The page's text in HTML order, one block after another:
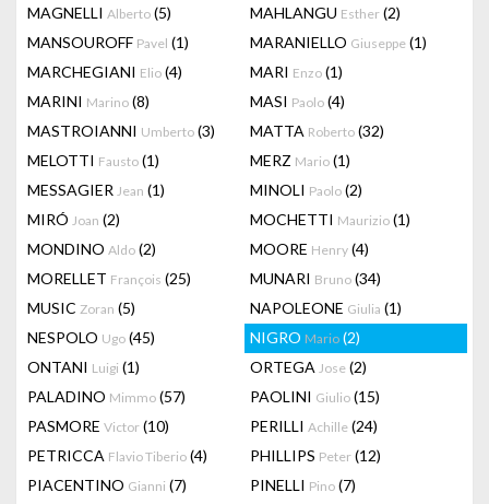
MAGNELLI Alberto (5) MAHLANGU Esther (2)
MANSOUROFF Pavel (1) MARANIELLO Giuseppe (1)
MARCHEGIANI Elio (4) MARI Enzo (1)
MARINI Marino (8) MASI Paolo (4)
MASTROIANNI Umberto (3) MATTA Roberto (32)
MELOTTI Fausto (1) MERZ Mario (1)
MESSAGIER Jean (1) MINOLI Paolo (2)
MIRÓ Joan (2) MOCHETTI Maurizio (1)
MONDINO Aldo (2) MOORE Henry (4)
MORELLET François (25) MUNARI Bruno (34)
MUSIC Zoran (5) NAPOLEONE Giulia (1)
NESPOLO Ugo (45) NIGRO Mario (2)
ONTANI Luigi (1) ORTEGA Jose (2)
PALADINO Mimmo (57) PAOLINI Giulio (15)
PASMORE Victor (10) PERILLI Achille (24)
PETRICCA Flavio Tiberio (4) PHILLIPS Peter (12)
PIACENTINO Gianni (7) PINELLI Pino (7)